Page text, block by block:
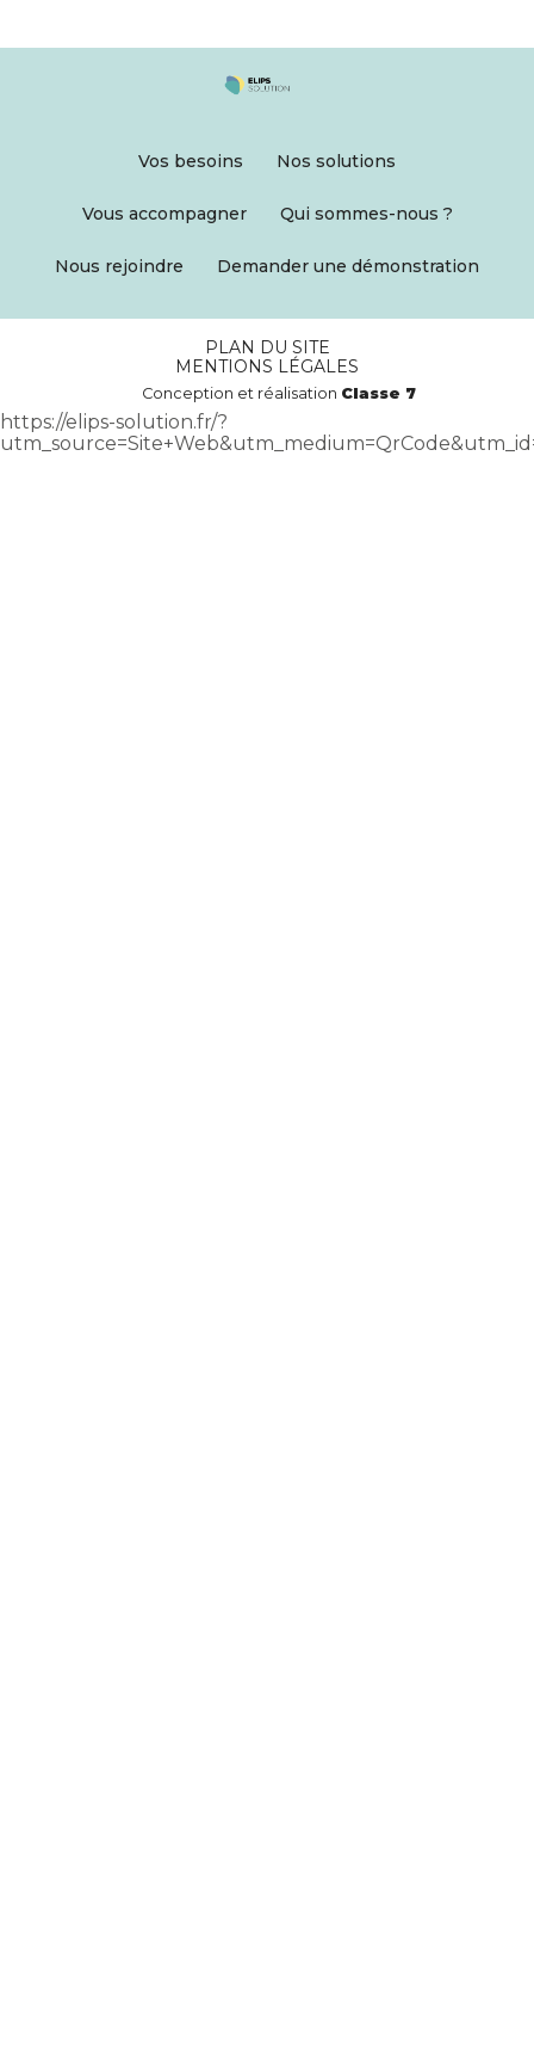
Vos besoins Nos solutions
Vous accompagner Qui sommes-nous ?
Nous rejoindre Demander une démonstration
PLAN DU SITE
MENTIONS LÉGALES
Conception et réalisation Classe 7
https://elips-solution.fr/?